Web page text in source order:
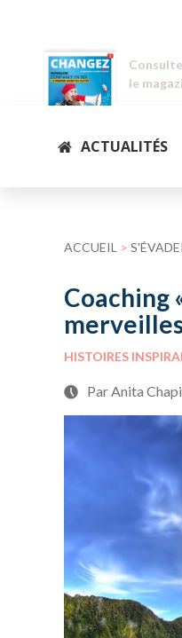
le
ACTUALITÉS
ACCUEIL >
Coaching
HISTOIRES
Par Anita